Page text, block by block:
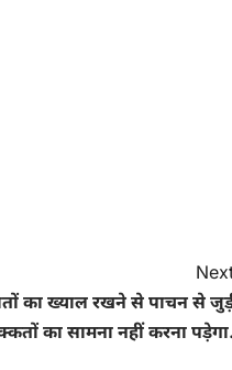
का ख्याल रखने से पाचन से
का सामना नहीं करना